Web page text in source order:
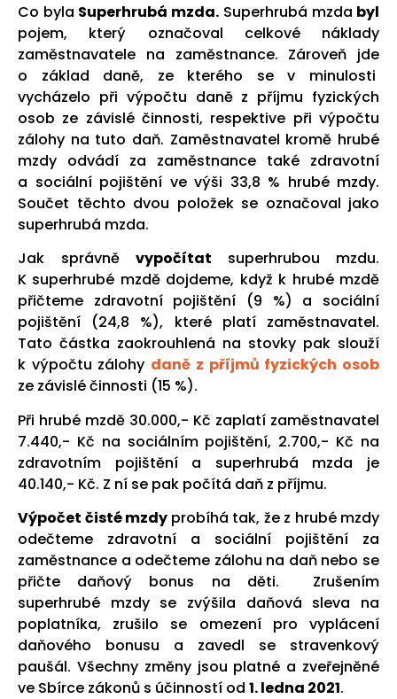
Co byla Superhrubá mzda. Superhrubá mzda byl
pojem, který označoval celkové náklady
zaměstnavatele na zaměstnance. Zároveň jde
o základ daně, ze kterého se v minulosti
vycházelo při výpočtu daně z příjmu fyzických
osob ze závislé činnosti, respektive při výpočtu
zálohy na tuto daň. Zaměstnavatel kromě hrubé
mzdy odvádí za zaměstnance také zdravotní
a sociální pojištění ve výši 33,8 % hrubé mzdy.
Součet těchto dvou položek se označoval jako
superhrubá mzda.
Jak správně vypočítat superhrubou mzdu.
K superhrubé mzdě dojdeme, když k hrubé mzdě
přičteme zdravotní pojištění (9 %) a sociální
pojištění (24,8 %), které platí zaměstnavatel.
Tato částka zaokrouhlená na stovky pak slouží
k výpočtu zálohy daně z příjmů fyzických osob
ze závislé činnosti (15 %).
Při hrubé mzdě 30.000,- Kč zaplatí zaměstnavatel
7.440,- Kč na sociálním pojištění, 2.700,- Kč na
zdravotním pojištění a superhrubá mzda je
40.140,- Kč. Z ní se pak počítá daň z příjmu.
Výpočet čisté mzdy probíhá tak, že z hrubé mzdy
odečteme zdravotní a sociální pojištění za
zaměstnance a odečteme zálohu na daň nebo se
přičte daňový bonus na děti. Zrušením
superhrubé mzdy se zvýšila daňová sleva na
poplatníka, zrušilo se omezení pro vyplácení
daňového bonusu a zavedl se stravenkový
paušál. Všechny změny jsou platné a zveřejněné
ve Sbírce zákonů s účinností od 1. ledna 2021.